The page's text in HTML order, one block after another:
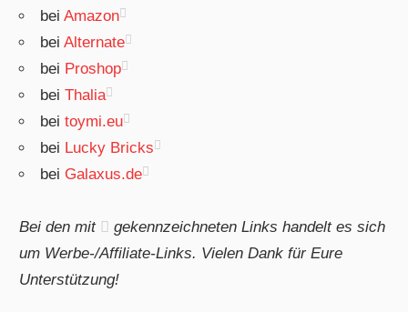
beiAmazon
beiAlternate
bei Proshop
beiThalia
beitoymi.eu
bei Lucky Bricks
bei Galaxus.de
Bei den mit
gekennzeichneten Links handelt es sich
um Werbe-/Affiliate-Links. Vielen Dank für Eure
Unterstützung!